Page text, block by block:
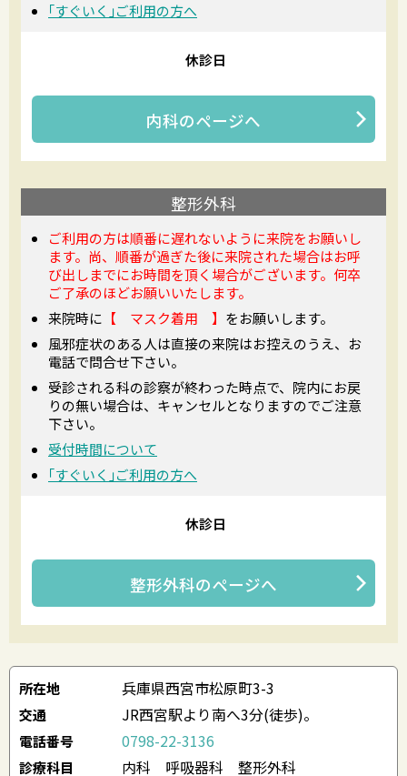
｢すぐいく｣ご利用の方へ
休診日
内科のページへ
整形外科
ご利用の方は順番に遅れないように来院をお願いし
ます。尚、順番が過ぎた後に来院された場合はお呼
び出しまでにお時間を頂く場合がございます。何卒
ご了承のほどお願いいたします。
来院時に 【 マスク着用 】 をお願いします。
風邪症状のある人は直接の来院はお控えのうえ、お
電話で問合せ下さい。
受診される科の診察が終わった時点で、院内にお戻
りの無い場合は、キャンセルとなりますのでご注意
下さい。
受付時間について
｢すぐいく｣ご利用の方へ
休診日
整形外科のページへ
所在地 兵庫県西宮市松原町3-3
交通 JR西宮駅より南へ3分(徒歩)。
電話番号 0798-22-3136
診療科目 内科 呼吸器科 整形外科